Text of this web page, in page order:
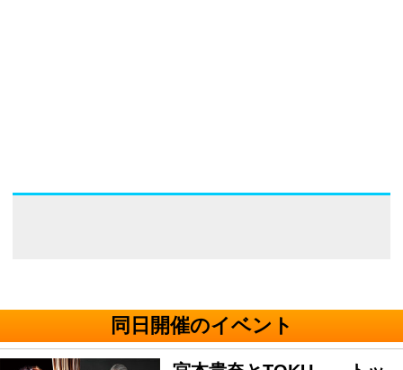
同日開催のイベント